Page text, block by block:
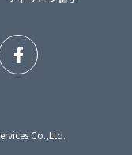
Co.,Ltd.